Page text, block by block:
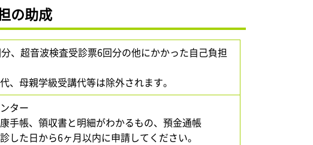
の助成
、超音波検査受診票6回分の他にかかった自己負担
母親学級受講代等は除外されます。
ター
手帳、領収書と明細がわかるもの、預金通帳
した日から6ヶ月以内に申請してください。